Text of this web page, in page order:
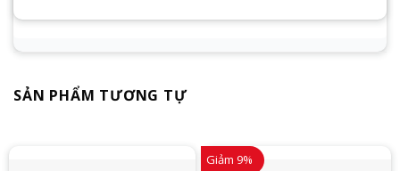
SẢN PHẨM TƯƠNG TỰ
Giảm 9%